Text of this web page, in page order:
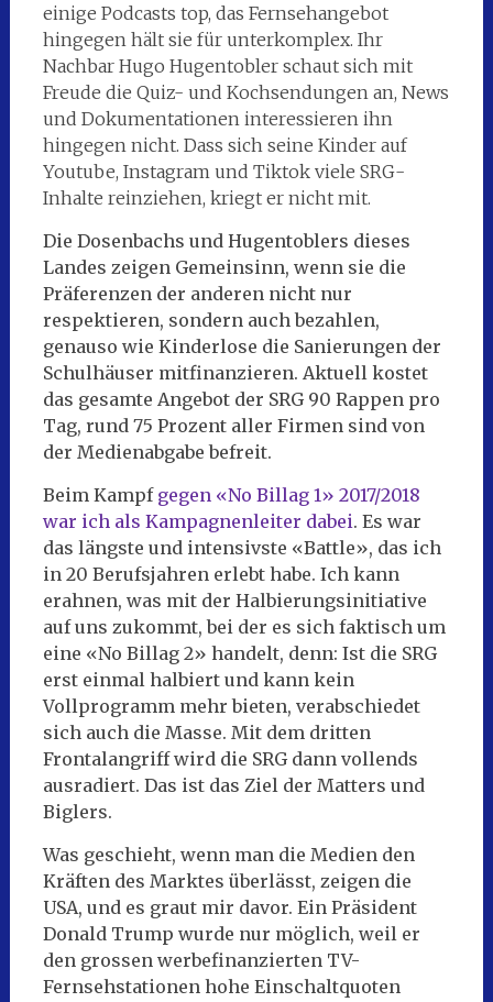
einige Podcasts top, das Fernsehangebot
hingegen hält sie für unterkomplex. Ihr
Nachbar Hugo Hugentobler schaut sich mit
Freude die Quiz- und Kochsendungen an, News
und Dokumentationen interessieren ihn
hingegen nicht. Dass sich seine Kinder auf
Youtube, Instagram und Tiktok viele SRG-
Inhalte reinziehen, kriegt er nicht mit.
Die Dosenbachs und Hugentoblers dieses
Landes zeigen Gemeinsinn, wenn sie die
Präferenzen der anderen nicht nur
respektieren, sondern auch bezahlen,
genauso wie Kinderlose die Sanierungen der
Schulhäuser mitfinanzieren. Aktuell kostet
das gesamte Angebot der SRG 90 Rappen pro
Tag, rund 75 Prozent aller Firmen sind von
der Medienabgabe befreit.
Beim Kampf gegen «No Billag 1» 2017/2018
war ich als Kampagnenleiter dabei. Es war
das längste und intensivste «Battle», das ich
in 20 Berufsjahren erlebt habe. Ich kann
erahnen, was mit der Halbierungsinitiative
auf uns zukommt, bei der es sich faktisch um
eine «No Billag 2» handelt, denn: Ist die SRG
erst einmal halbiert und kann kein
Vollprogramm mehr bieten, verabschiedet
sich auch die Masse. Mit dem dritten
Frontalangriff wird die SRG dann vollends
ausradiert. Das ist das Ziel der Matters und
Biglers.
Was geschieht, wenn man die Medien den
Kräften des Marktes überlässt, zeigen die
USA, und es graut mir davor. Ein Präsident
Donald Trump wurde nur möglich, weil er
den grossen werbefinanzierten TV-
Fernsehstationen hohe Einschaltquoten